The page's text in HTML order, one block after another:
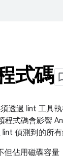
式碼
透過 lint 工具
式碼會影響
偵測到的所有
佔用磁碟容